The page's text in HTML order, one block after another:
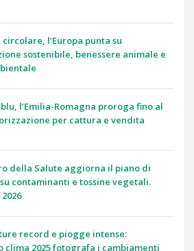
circolare, l’Europa punta su
sostenibile, benessere animale e
l’Emilia-Romagna proroga fino al
per cattura e vendita
della Salute aggiorna il piano di
contaminanti e tossine vegetali.
record e piogge intense:
clima 2025 fotografa i cambiamenti